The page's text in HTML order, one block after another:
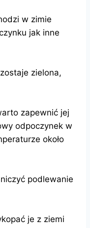
w zimie
jak inne
zielona,
zapewnić jej
odpoczynek w
około
podlewanie
je z ziemi